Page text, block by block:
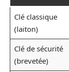
Clé classique
(laiton)
Clé de sécurité
(brevetée)